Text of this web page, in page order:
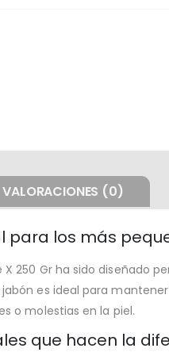
VALORACIONES (0)
para los más
X 250 Gr ha sido diseñado
es ideal para
o molestias en la piel.
que hacen la